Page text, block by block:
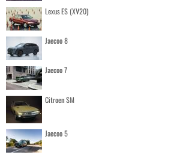
Lexus ES (XV20)
Jaecoo 8
Jaecoo 7
Citroen SM
Jaecoo 5